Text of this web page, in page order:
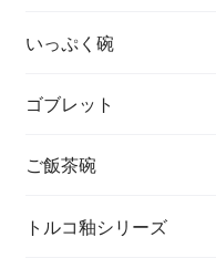
いっぷく碗
ゴブレット
ご飯茶碗
トルコ釉シリーズ